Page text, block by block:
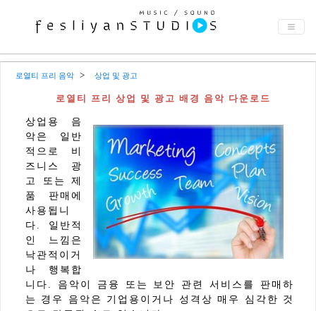
로열티 프리 음악 상업 및 광고
로열티 프리 상업 및 광고 배경 음악 다운로드
상업용 음
악은 일반
적으로 비
즈니스 광
고 또는 제
품 판매에
사용됩니
다. 일반적
인 느낌은
낙관적이거
나 행복합
니다. 음악이 금융 또는 보안 관련 서비스를 판매하
는 경우 음악은 기업용이거나 성격상 매우 심각한 것